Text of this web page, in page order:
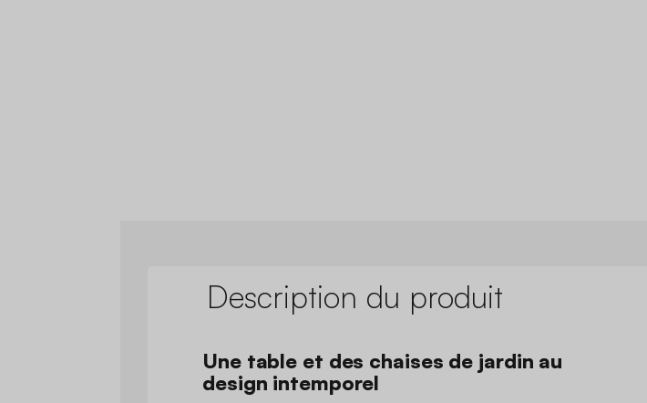
Description du produit
Une table et des chaises de jardin au
design intemporel